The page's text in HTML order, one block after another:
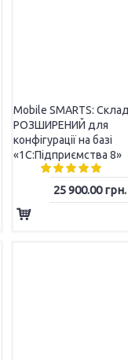
Принтер чеків
Принтер чеків GEOS
Mobile SMARTS:
РОЗШИРЕНИЙ для
конфігурації на базі
«1С:Підприємства 8»
25 900.00 грн.